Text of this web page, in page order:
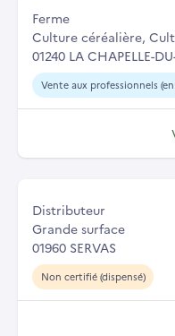
Ferme
Culture céréalière,
01240 LA CHAPELLE-
Vente aux professionnels
Distributeur
Grande surface
01960 SERVAS
Non certifié (dispensé)